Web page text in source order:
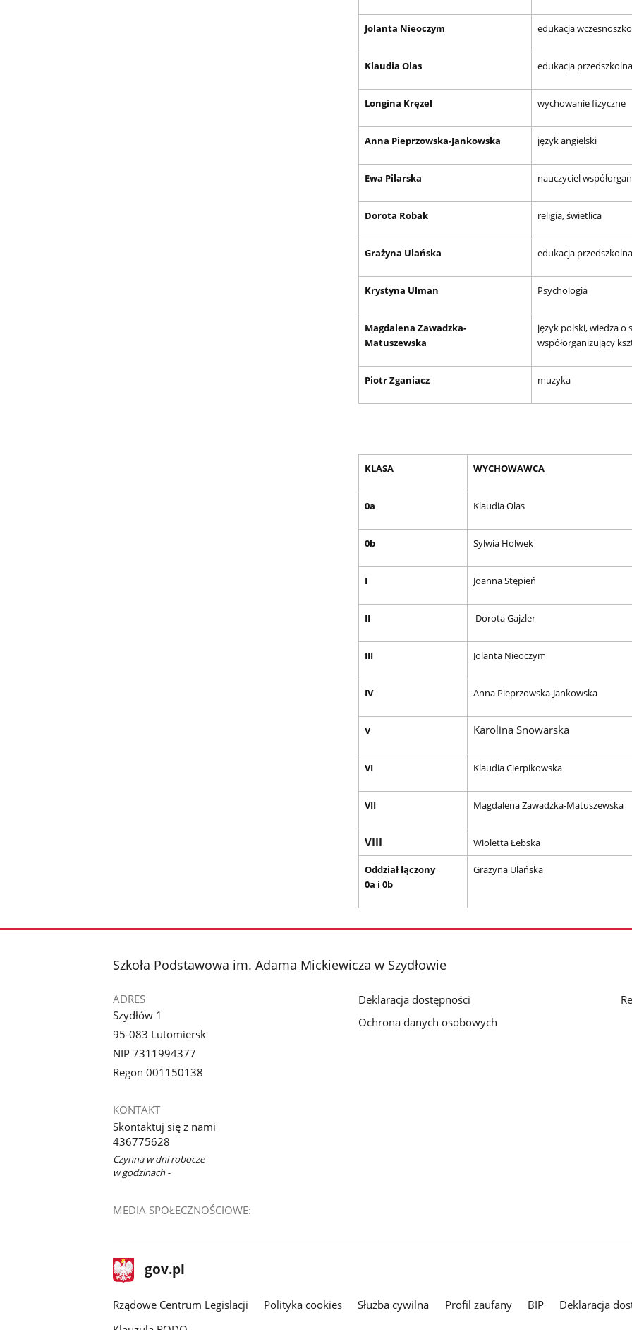
Jolanta Nieoczym edukacja
Klaudia Olas edukacja
Longina Kręzel wychowanie fizyczne
Anna Pieprzowska-Jankowska język angielski
Ewa Pilarska nauczyciel
Dorota Robak religia, świetlica
Grażyna Ulańska edukacja
Krystyna Ulman Psychologia
Magdalena Zawadzka-
Matuszewska
język polski, wiedza o
współorganizujący
Piotr Zganiacz muzyka
KLASA
0a Klaudia Olas
0b Sylwia Holwek
I Joanna Stępień
II Dorota Gajzler
III Jolanta Nieoczym
IV Anna Pieprzowska-Jankowska
V Karolina Snowarska
VI Klaudia Cierpikowska
VII Magdalena Zawadzka-Matuszewska
VIII Wioletta Łebska
Oddział łączony
0a i 0b
Grażyna Ulańska
stopka
Szkoła Podstawowa im. Adama Mickiewicza w Szydłowie
ADRES
Szydłów 1
95-083 Lutomiersk
NIP 7311994377
Regon 001150138
KONTAKT
Skontaktuj się z nami
436775628
Czynna w dni robocze
w godzinach -
MEDIA SPOŁECZNOŚCIOWE:
Deklaracja dostępności
Ochrona danych osobowych
stopka
gov.pl Strona
gov.pl
Rządowe Centrum Legislacji Polityka cookies Służba cywilna Profil zaufany BIP
Deklaracja